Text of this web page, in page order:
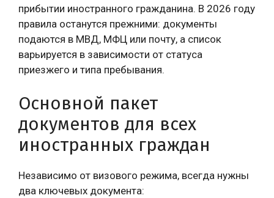
прибытии иностранного гражданина. В 2026 году
правила останутся прежними: документы
подаются в МВД, МФЦ или почту, а список
варьируется в зависимости от статуса
приезжего и типа пребывания.
Основной пакет
документов для всех
иностранных граждан
Независимо от визового режима, всегда нужны
два ключевых документа: